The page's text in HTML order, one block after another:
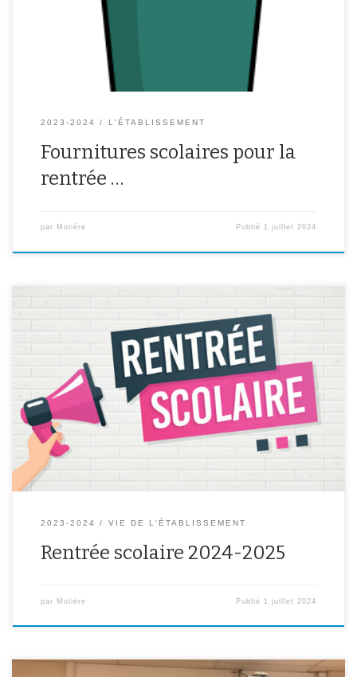
Classes de 6ème : Classes de 5ème : Classes de 4ème : Classes de
2023-2024 L'ÉTABLISSEMENT
Fournitures scolaires pour la
rentrée …
par Molière Publié 1 juillet 2024
2023-2024 VIE DE L'ÉTABLISSEMENT
Rentrée scolaire 2024-2025
par Molière Publié 1 juillet 2024